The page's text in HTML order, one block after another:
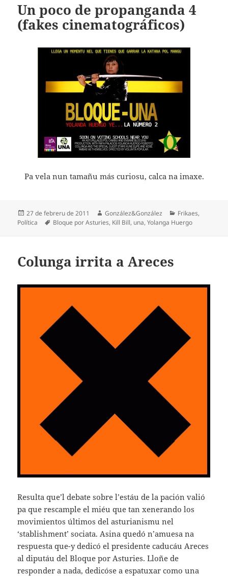
Un poco de propanganda 4
(fakes cinematográficos)
Pa vela nun tamañu más curiosu, calca na imaxe.
Espublizáu
en
27 de febreru de 2011 Autor
González&González Categoríes
Frikaes,
Política
Etiquetes
Bloque por Asturies, Kill Bill, una,Yolanga Huergo
Colunga irrita a Areces
Resulta que’l debate sobre l’estáu de la pación valió
pa que rescample el miéu que tan xenerando los
movimientos últimos del asturianismu nel
‘stablishment’ sociata. Asina quedó n’amuesa na
respuesta que-y dedicó el presidente caducáu Areces
al diputáu del Bloque por Asturies. Lloñe de
responder a nada, dedicóse a espatuxar como una